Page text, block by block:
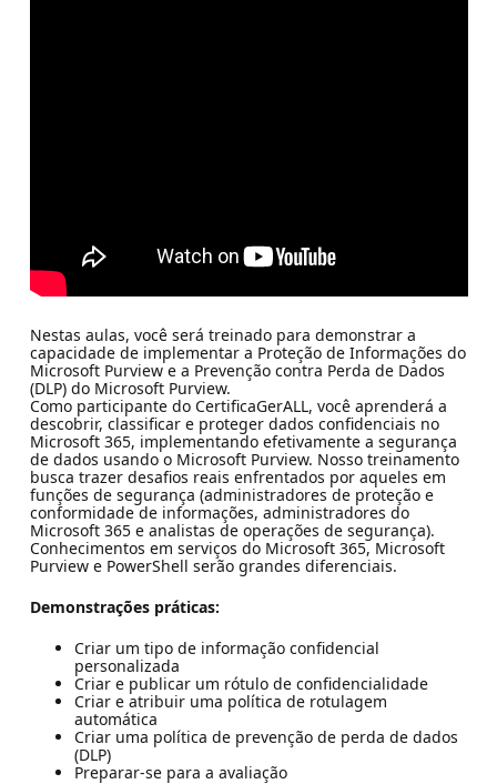
Nestas aulas, você será treinado para demonstrar a
capacidade de implementar a Proteção de Informações do
Microsoft Purview e a Prevenção contra Perda de Dados
(DLP) do Microsoft Purview.
Como participante do CertificaGerALL, você aprenderá a
descobrir, classificar e proteger dados confidenciais no
Microsoft 365, implementando efetivamente a segurança
de dados usando o Microsoft Purview. Nosso treinamento
busca trazer desafios reais enfrentados por aqueles em
funções de segurança (administradores de proteção e
conformidade de informações, administradores do
Microsoft 365 e analistas de operações de segurança).
Conhecimentos em serviços do Microsoft 365, Microsoft
Purview e PowerShell serão grandes diferenciais.
Demonstrações práticas:
Criar um tipo de informação confidencial
personalizada
Criar e publicar um rótulo de confidencialidade
Criar e atribuir uma política de rotulagem
automática
Criar uma política de prevenção de perda de dados
(DLP)
Preparar-se para a avaliação